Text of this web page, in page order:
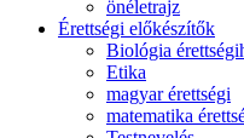
önéletrajz
Érettségi előkészítők
Biológia
Etika
magyar érettségi
matematika